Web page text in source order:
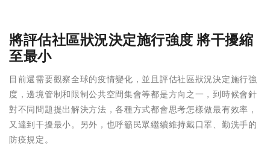
將評估社區狀況決定施行強度 將干擾縮
至最小
目前還需要觀察全球的疫情變化，並且評估社區狀況決定施行強
度，邊境管制和限制公共空間集會等都是方向之一，到時候會針
對不同問題提出解決方法，各種方式都會思考怎樣做最有效率，
又達到干擾最小。另外，也呼籲民眾繼續維持戴口罩、勤洗手的
防疫規定。